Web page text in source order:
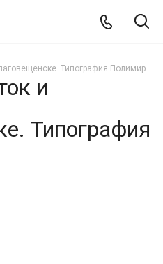
Типография Полимир.
и
Типография